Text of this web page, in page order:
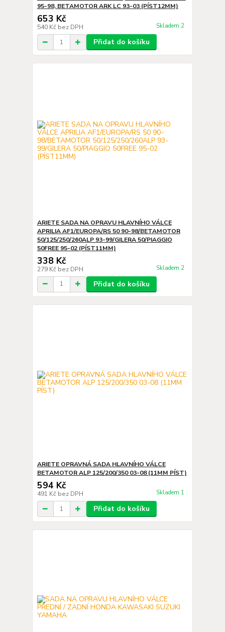
95-98, BETAMOTOR ARK LC 93-03 (PÍST12MM)
653 Kč
540 Kč bez DPH Skladem 2
Přidat do košíku
ARIETE SADA NA OPRAVU HLAVNÍHO VÁLCE
APRILIA AF1/EUROPA/RS 50 90-98/BETAMOTOR
50/125/250/260ALP 93-99/GILERA 50/PIAGGIO
50FREE 95-02 (PÍST11MM)
338 Kč
279 Kč bez DPH Skladem 2
Přidat do košíku
ARIETE OPRAVNÁ SADA HLAVNÍHO VÁLCE
BETAMOTOR ALP 125/200/350 03-08 (11MM PÍST)
594 Kč
491 Kč bez DPH Skladem 1
Přidat do košíku